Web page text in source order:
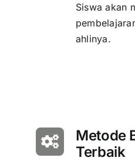
Siswa akan
ahlinya.
Metode
Terbaik